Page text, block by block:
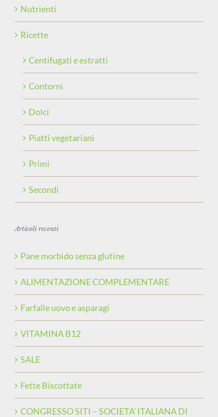
Nutrienti
Ricette
Centifugati e estratti
Contorni
Dolci
Piatti vegetariani
Primi
Secondi
Articoli recenti
Pane morbido senza glutine
ALIMENTAZIONE COMPLEMENTARE
Farfalle uovo e asparagi
VITAMINA B12
SALE
Fette Biscottate
CONGRESSO SITI – SOCIETA’ ITALIANA DI